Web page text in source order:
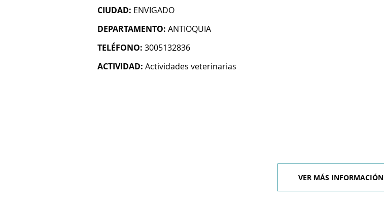
CIUDAD: ENVIGADO
DEPARTAMENTO: ANTIOQUIA
TELÉFONO: 3005132836
ACTIVIDAD: Actividades veterinarias
VER MÁS INFORMACIÓN